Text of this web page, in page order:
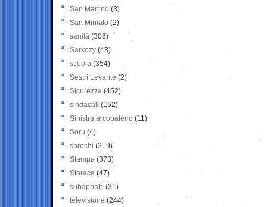
San Martino (3)
San Miniato (2)
sanità (306)
Sarkozy (43)
scuola (354)
Sestri Levante (2)
Sicurezza (452)
sindacati (162)
Sinistra arcobaleno (11)
Soru (4)
sprechi (319)
Stampa (373)
Storace (47)
subappalti (31)
televisione(244)